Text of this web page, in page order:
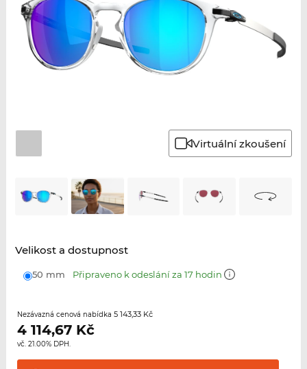
Virtuální zkoušení
Velikost a dostupnost
50 mm Připraveno k odeslání za 17 hodin
Nezávazná cenová nabídka 5 143,33 Kč
4 114,67Kč
vč. 21.00% DPH.